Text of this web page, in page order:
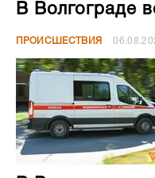
В Волгограде
ПРОИСШЕСТВИЯ